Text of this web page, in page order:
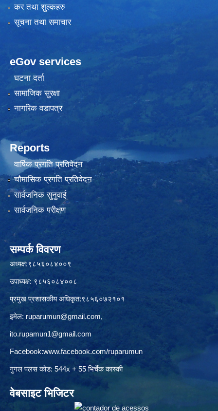
कर तथा शुल्कहरु
सूचना तथा समाचार
eGov services
घटना दर्ता
सामाजिक सुरक्षा
नागरिक वडापत्र
Reports
वार्षिक प्रगति प्रतिवेदन
चौमासिक प्रगति प्रतिवेदन
सार्वजनिक सुनुवाई
सार्वजनिक परीक्षण
सम्पर्क विवरण
अध्यक्ष:९८५६०८४००९
उपाध्यक्ष: ९८५६०८४००८
प्रमुख प्रशासकीय अधिकृत:९८५६०७२१०१
इमेल: ruparumun@gmail.com,
ito.rupamun1@gmail.com
Facebook:www.facebook.com/ruparumun
गुगल पलस कोड: 544x + 55 भिर्चेक कास्की
वेबसाइट भिजिटर